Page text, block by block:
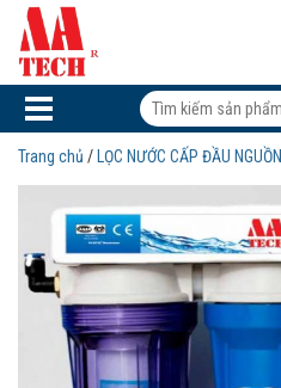
BỘ
LỌC
NƯỚC
3
CẤP
10
IN
Tìm
phẩm:
Trang chủ / LỌC NƯỚC CẤP ĐẦU NGUỒN